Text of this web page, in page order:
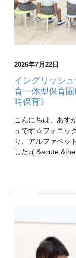
2026年7月22日
イングリッシ
育一体型保育
時保育》
こんにちは、あす
ュです☆フォニッ
り、アルファベッ
した♪(